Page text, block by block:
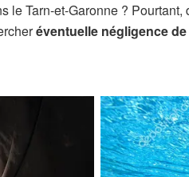
le Tarn-et-Garonne ?
éventuelle négligence